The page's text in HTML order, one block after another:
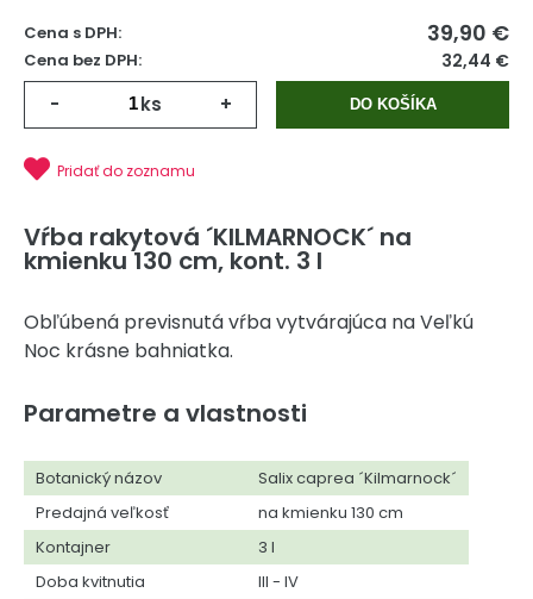
Cena s DPH: 39,90 €
Cena bez DPH: 32,44 €
- ks + DO KOŠÍKA
Pridať do zoznamu
Vŕba rakytová ´KILMARNOCK´ na
kmienku 130 cm, kont. 3 l
Obľúbená previsnutá vŕba vytvárajúca na Veľkú
Noc krásne bahniatka.
Parametre a vlastnosti
Botanický názov
Salix caprea ´Kilmarnock´
Predajná veľkosť
na kmienku 130 cm
Kontajner
3 l
Doba kvitnutia
III - IV